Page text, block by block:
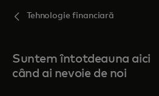
Tehnologie financiară
Suntem întotdeauna aici
când ai nevoie de noi